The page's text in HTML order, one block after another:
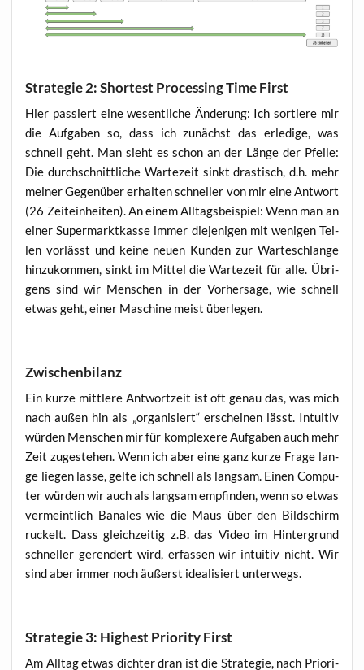
Strategie 2: Shortest Processing Time First
Hier pas­siert eine wesent­li­che Ände­rung: Ich sor­tie­re mir
die Auf­ga­ben so, dass ich zunächst das erle­di­ge, was
schnell geht. Man sieht es schon an der Län­ge der Pfei­le:
Die durch­schnitt­li­che War­te­zeit sinkt dras­tisch, d.h. mehr
mei­ner Gegen­über erhal­ten schnel­ler von mir eine Ant­wort
(26 Zeit­ein­hei­ten). An einem All­tags­bei­spiel: Wenn man an
einer Super­markt­kas­se immer die­je­ni­gen mit weni­gen Tei­
len vor­lässt und kei­ne neu­en Kun­den zur War­te­schlan­ge
hin­zu­kom­men, sinkt im Mit­tel die War­te­zeit für alle. Übri­
gens sind wir Men­schen in der Vor­her­sa­ge, wie schnell
etwas geht, einer Maschi­ne meist überlegen.
Zwischenbilanz
Ein kur­ze mitt­le­re Ant­wort­zeit ist oft genau das, was mich
nach außen hin als „orga­ni­siert“ erschei­nen lässt. Intui­tiv
wür­den Men­schen mir für kom­ple­xe­re Auf­ga­ben auch mehr
Zeit zuge­ste­hen. Wenn ich aber eine ganz kur­ze Fra­ge lan­
ge lie­gen las­se, gel­te ich schnell als lang­sam. Einen Com­pu­
ter wür­den wir auch als lang­sam emp­fin­den, wenn so etwas
ver­meint­lich Bana­les wie die Maus über den Bild­schirm
ruckelt. Dass gleich­zei­tig z.B. das Video im Hin­ter­grund
schnel­ler ger­en­dert wird, erfas­sen wir intui­tiv nicht. Wir
sind aber immer noch äußerst idea­li­siert unterwegs.
Strategie 3: Highest Priority First
Am All­tag etwas dich­ter dran ist die Stra­te­gie, nach Prio­ri­